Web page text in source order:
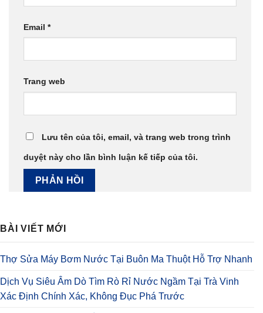
Email *
Trang web
Lưu tên của tôi, email, và trang web trong trình
duyệt này cho lần bình luận kế tiếp của tôi.
BÀI VIẾT MỚI
Thợ Sửa Máy Bơm Nước Tại Buôn Ma Thuột Hỗ Trợ Nhanh
Dịch Vụ Siêu Âm Dò Tìm Rò Rỉ Nước Ngầm Tại Trà Vinh
Xác Định Chính Xác, Không Đục Phá Trước